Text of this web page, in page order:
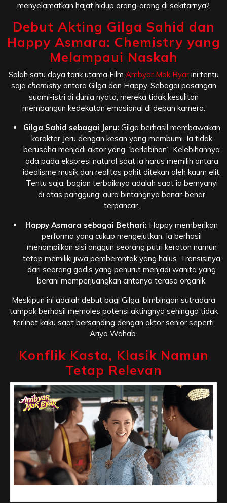
menyelamatkan hajat hidup orang-orang di sekitarnya?
Debut Akting Gilga Sahid dan
Happy Asmara: Chemistry yang
Melampaui Naskah
Salah satu daya tarik utama Film Ambyar Mak Byarini tentu
saja chemistryantara Gilga dan Happy. Sebagai pasangan
suami-istri di dunia nyata, mereka tidak kesulitan
membangun kedekatan emosional di depan kamera.
Gilga Sahid sebagai Jeru: Gilga berhasil membawakan
karakter Jeru dengan kesan yang membumi. Ia tidak
berusaha menjadi aktor yang “berlebihan”. Kelebihannya
ada pada ekspresi natural saat ia harus memilih antara
idealisme musik dan realitas pahit ditekan oleh kaum elit.
Tentu saja, bagian terbaiknya adalah saat ia bernyanyi
di atas panggung; aura bintangnya benar-benar
terpancar.
Happy Asmara sebagai Bethari: Happy memberikan
performa yang cukup mengejutkan. Ia berhasil
menampilkan sisi anggun seorang putri keraton namun
tetap memiliki jiwa pemberontak yang halus. Transisinya
dari seorang gadis yang penurut menjadi wanita yang
berani memperjuangkan cintanya terasa organik.
Meskipun ini adalah debut bagi Gilga, bimbingan sutradara
tampak berhasil memoles potensi aktingnya sehingga tidak
terlihat kaku saat bersanding dengan aktor senior seperti
Ariyo Wahab.
Konflik Kasta, Klasik Namun
Tetap Relevan